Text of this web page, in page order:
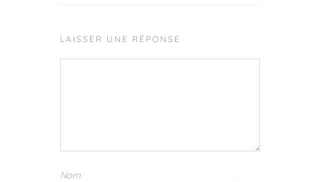
LAISSER UNE RÉPONSE
Nom